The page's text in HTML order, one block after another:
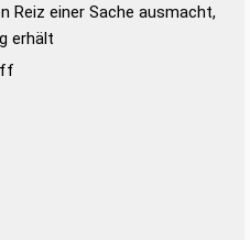
Reiz einer Sache ausmacht,
erhält